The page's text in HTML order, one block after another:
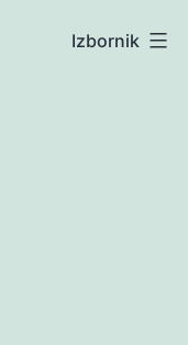
Izbornik